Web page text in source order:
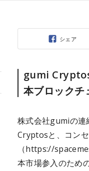
シェア
gumi
本ブロックチ
株式会社gumiの連
Cryptosと、コン
（https://
本市場参入のため